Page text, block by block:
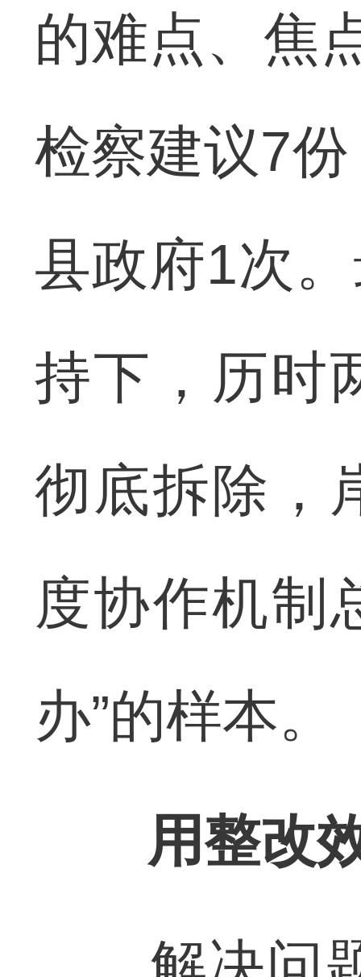
的难点、焦
检察建议7份
县政府1次
持下，历时
彻底拆除，
度协作机制
办”的样本。
用整改